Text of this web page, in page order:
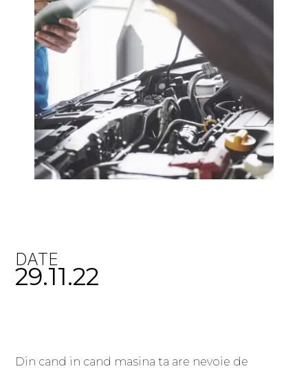
DATE
29.11.22
Din cand in cand masina ta are nevoie de